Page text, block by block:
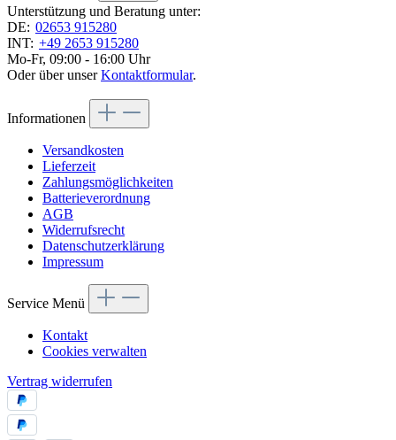
Unterstützung und Beratung unter:
DE: 02653 915280
INT: +49 2653 915280
Mo-Fr, 09:00 - 16:00 Uhr
Oder über unserKontaktformular.
Informationen
Versandkosten
Lieferzeit
Zahlungsmöglichkeiten
Batterieverordnung
AGB
Widerrufsrecht
Datenschutzerklärung
Impressum
Service Menü
Kontakt
Cookies verwalten
Vertrag widerrufen